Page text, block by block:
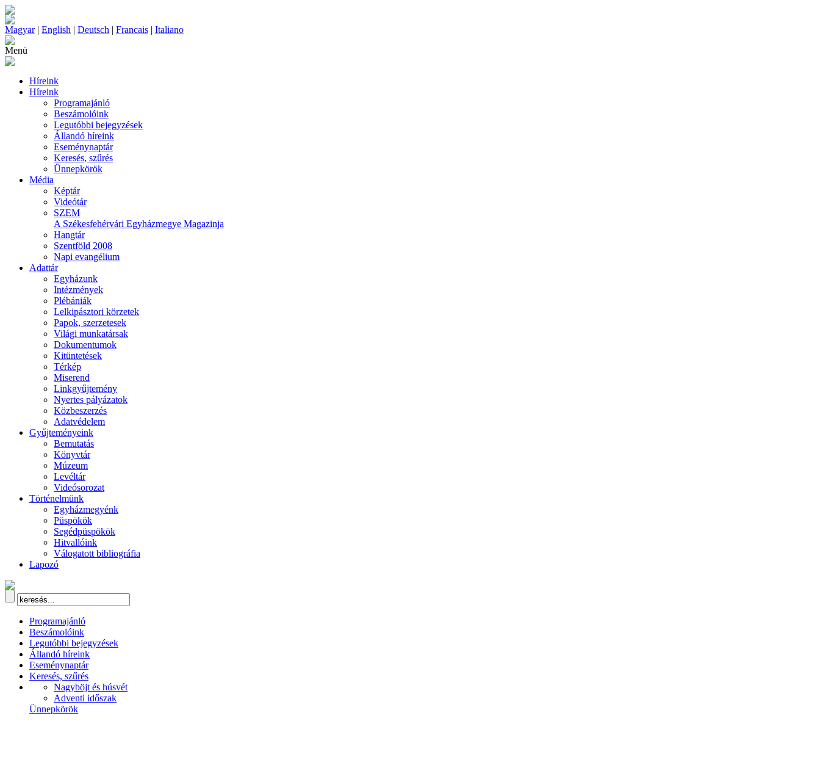
Magyar| English | Deutsch | Francais | Italiano
Menü
Híreink
Híreink
Programajánló
Beszámolóink
Legutóbbi bejegyzések
Állandó híreink
Eseménynaptár
Keresés, szűrés
Ünnepkörök
Média
Képtár
Videótár
SZEM
A Székesfehérvári Egyházmegye Magazinja
Hangtár
Szentföld 2008
Napi evangélium
Adattár
Egyházunk
Intézmények
Plébániák
Lelkipásztori körzetek
Papok, szerzetesek
Világi munkatársak
Dokumentumok
Kitüntetések
Térkép
Miserend
Linkgyűjtemény
Nyertes pályázatok
Közbeszerzés
Adatvédelem
Gyűjteményeink
Bemutatás
Könyvtár
Múzeum
Levéltár
Videósorozat
Történelmünk
Egyházmegyénk
Püspökök
Segédpüspökök
Hitvallóink
Válogatott bibliográfia
Lapozó
Programajánló
Beszámolóink
Legutóbbi bejegyzések
Állandó híreink
Eseménynaptár
Keresés, szűrés
Nagyböjt és húsvét
Adventi időszak
Ünnepkörök